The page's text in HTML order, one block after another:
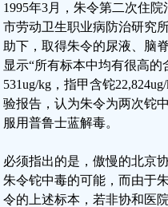
1995年3月，朱令第二次住
市劳动卫生职业病防治研究
助下，取得朱令的尿液、脑
显示“所有标本中均有很高
531ug/kg，指甲含铊
验报告，认为朱令为两次铊
服用普鲁士蓝解毒。
必须指出的是，傲慢的北京
朱令铊中毒的可能，而由于
令的上述标本，若非协和医